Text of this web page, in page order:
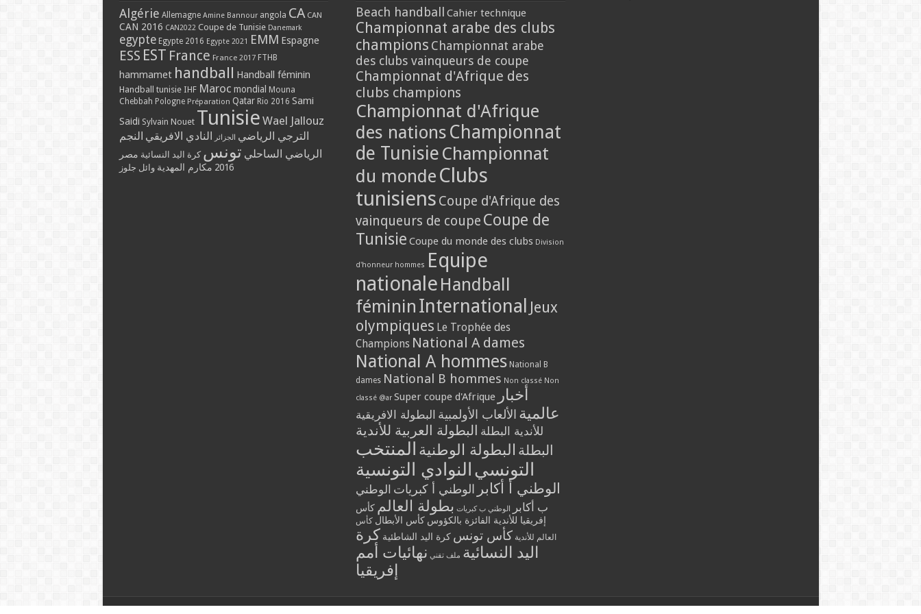
Algérie Allemagne Amine Bannour angola CA CAN
CAN 2016 CAN2022 Coupe de Tunisie Danemark
egypte Egypte 2016 Egypte 2021 EMM Espagne
ESS EST France France 2017 FTHB
hammamet handball Handball féminin
Handball tunisie IHF Maroc mondial Mouna
Chebbah Pologne Préparation Qatar Rio 2016 Sami
Saidi Sylvain Nouet Tunisie Wael Jallouz
الترجي الرياضي الجزائر النادي الافريقي النجم
الرياضي الساحلي تونس كرة اليد النسائية مصر
2016 مكارم المهدية وائل جلوز
Beach handball Cahier technique
Championnat arabe des clubs
champions Championnat arabe
des clubs vainqueurs de coupe
Championnat d'Afrique des
clubs champions
Championnat d'Afrique
des nations Championnat
de Tunisie Championnat
du monde Clubs
tunisiens Coupe d'Afrique des
vainqueurs de coupe Coupe de
Tunisie Coupe du monde des clubs Division
d'honneur hommes Equipe
nationale Handball
féminin International Jeux
olympiques Le Trophée des
Champions National A dames
National A hommes National B
dames National B hommes Non classé Non
classé @ar Super coupe d'Afrique أخبار
عالمية الألعاب الأولمبية البطولة الافريقية
للأندية البطلة البطولة العربية للأندية
البطلة البطولة الوطنية المنتخب
التونسي النوادي التونسية
الوطني أ أكابر الوطني أ كبريات الوطني
ب أكابر
الوطني ب كبريات بطولة العالم كأس
إفريقيا للأندية الفائزة بالكؤوس كأس الأبطال كأس
العالم للأندية كأس تونس كرة اليد الشاطئية كرة
اليد النسائية ملف تقني نهائيات أمم
إفريقيا